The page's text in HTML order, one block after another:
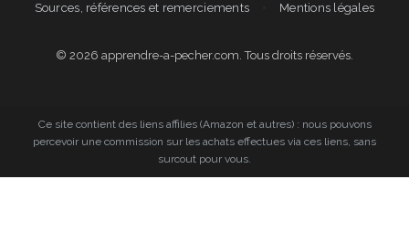
Sources, références et remerciements
Mentions légales
© 2026 apprendre-a-pecher.com. Tous droits réservés.
Ce site contient des liens affilies (Amazon et autres) : nous pouvons
percevoir une commission sur les achats effectues via ces liens, sans
surcout pour vous.